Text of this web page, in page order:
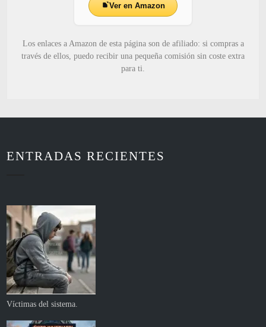
Ver en Amazon
Los enlaces a Amazon de esta página son de afiliado: si compras a
través de ellos, puedo recibir una pequeña comisión sin coste extra
para ti.
ENTRADAS RECIENTES
Víctimas del sistema.